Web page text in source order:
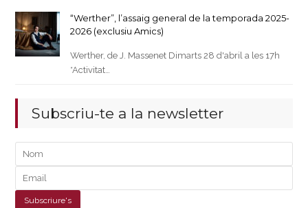
“Werther”, l’assaig general de la temporada 2025-
2026 (exclusiu Amics)
Werther, de J. Massenet Dimarts 28 d'abril a les 17h
*Activitat…
Subscriu-te a la newsletter